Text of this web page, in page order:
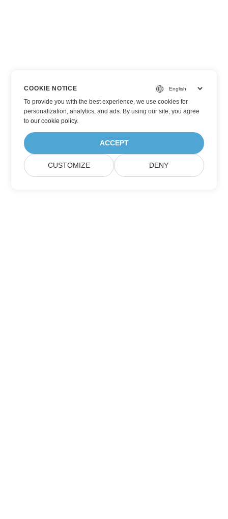
COOKIE NOTICE
To provide you with the best experience, we use cookies for
personalization, analytics, and ads. By using our site, you agree
toour cookie policy.
ACCEPT
CUSTOMIZE DENY